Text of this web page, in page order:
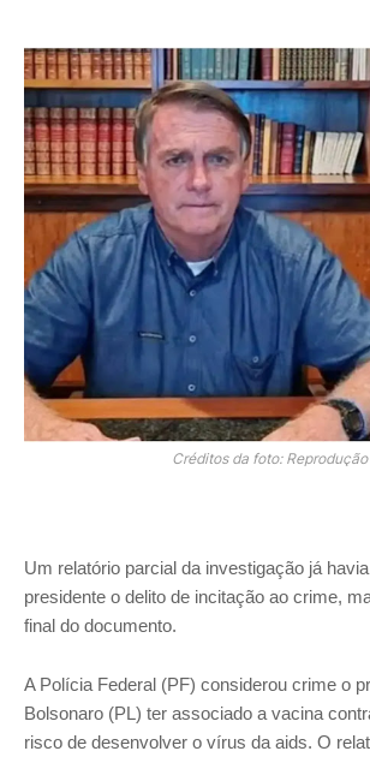
Créditos da foto: Reprodução
Um relatório parcial da investigação já
presidente o delito de incitação ao crime,
final do documento.
A Polícia Federal (PF) considerou crime o
Bolsonaro (PL) ter associado a vacina
risco de desenvolver o vírus da aids. O